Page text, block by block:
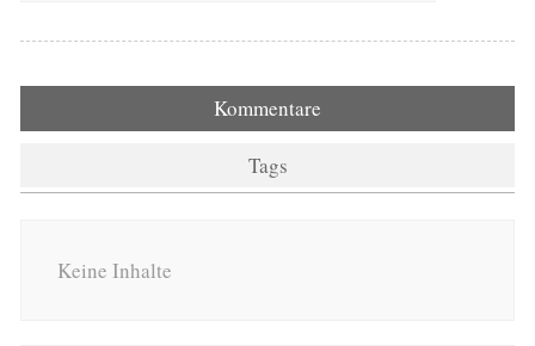
Kommentare
Tags
Keine Inhalte